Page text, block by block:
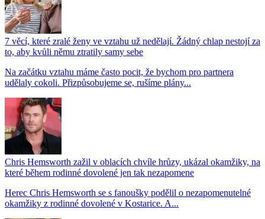
7 věcí, které zralé ženy ve vztahu už nedělají. Žádný chlap nestojí za
to, aby kvůli němu ztratily samy sebe
Na začátku vztahu máme často pocit, že bychom pro partnera
udělaly cokoli. Přizpůsobujeme se, rušíme plány...
Chris Hemsworth zažil v oblacích chvíle hrůzy, ukázal okamžiky, na
které během rodinné dovolené jen tak nezapomene
Herec Chris Hemsworth se s fanoušky podělil o nezapomenutelné
okamžiky z rodinné dovolené v Kostarice. A...